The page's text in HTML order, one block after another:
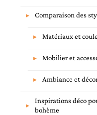
Comparaison des
Matériaux et
Mobilier et
Ambiance et
Inspirations déco
bohème